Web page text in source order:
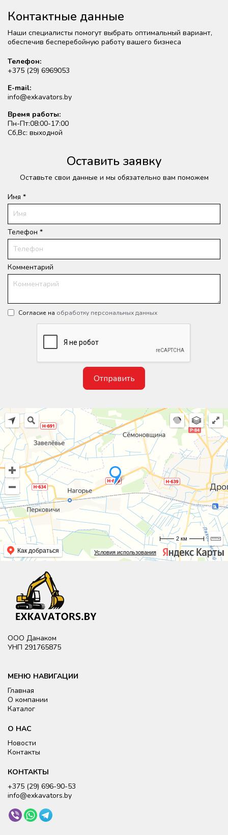
Контактные данные
Наши специалисты помогут выбрать оптимальный вариант,
обеспечив бесперебойную работу вашего бизнеса
Телефон:
+375 (29) 6969053
E-mail:
info@exkavators.by
Время работы:
Пн-Пт:08:00-17:00
Сб,Вс: выходной
Оставить заявку
Оставьте свои данные и мы обязательно вам поможем
Имя *
Телефон *
Комментарий
Согласие на обработку персональных данных
Отправить
Условия использования
Как добраться
2 км
ООО Данаком
УНП 291765875
МЕНЮ НАВИГАЦИИ
Главная
О компании
Каталог
О НАС
Новости
Контакты
КОНТАКТЫ
+375 (29) 696-90-53
info@exkavators.by